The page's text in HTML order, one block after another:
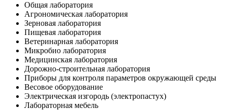
Общая лаборатория
Агрономическая лаборатория
Зерновая лаборатория
Пищевая лаборатория
Ветеринарная лаборатория
Микробио лаборатория
Медицинская лаборатория
Дорожно-строительная лаборатория
Приборы для контроля параметров окружающей среды
Весовое оборудование
Электрическая изгородь (электропастух)
Лабораторная мебель